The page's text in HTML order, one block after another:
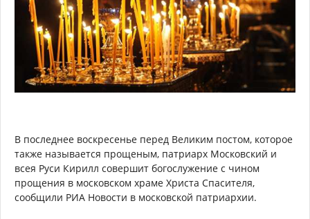
В последнее воскресенье перед Великим постом, которое
также называется прощеным, патриарх Московский и
всея Руси Кирилл совершит богослужение с чином
прощения в московском храме Христа Спасителя,
сообщили РИА Новости в московской патриархии.